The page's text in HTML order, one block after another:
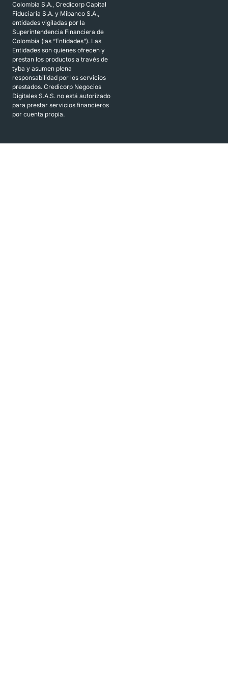
Colombia S.A., Credicorp Capital
Fiduciaria S.A. y Mibanco S.A.,
entidades vigiladas por la
Superintendencia Financiera de
Colombia (las “Entidades”). Las
Entidades son quienes ofrecen y
prestan los productos a través de
tyba y asumen plena
responsabilidad por los servicios
prestados. Credicorp Negocios
Digitales S.A.S. no está autorizado
para prestar servicios financieros
por cuenta propia.